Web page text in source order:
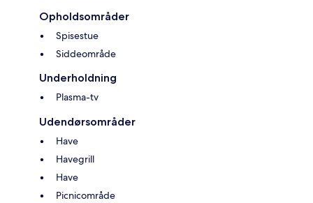
Opholdsområder
Spisestue
Siddeområde
Underholdning
Plasma-tv
Udendørsområder
Have
Havegrill
Have
Picnicområde